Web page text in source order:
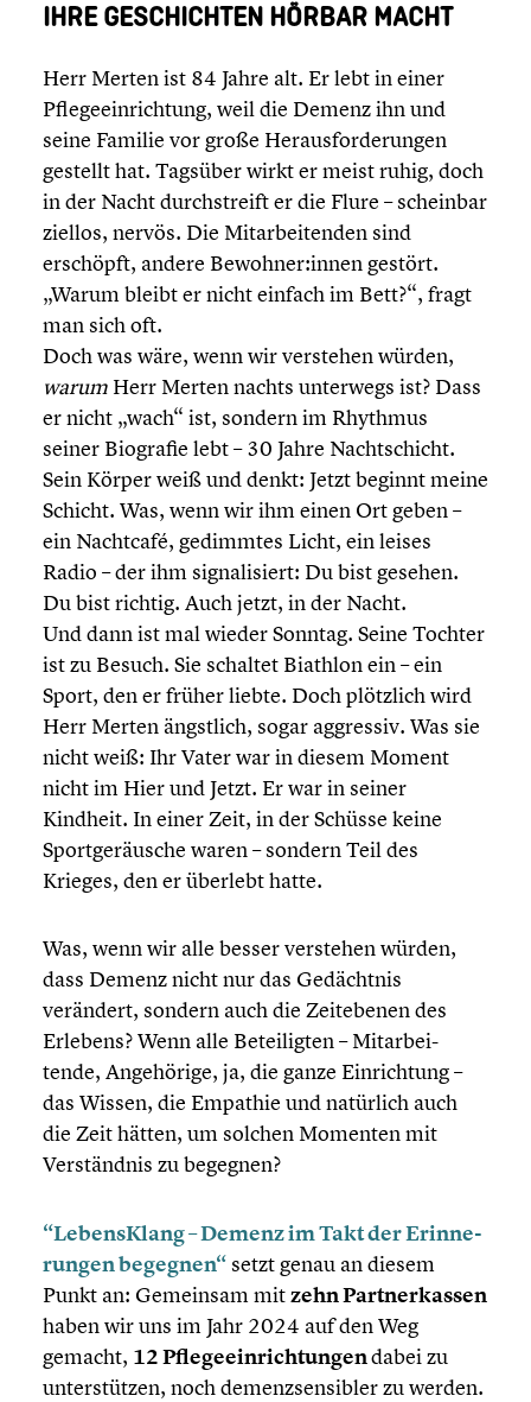
IHRE GESCHICH­TEN HÖRBAR MACHT
Herr Merten ist 84 Jahre alt. Er lebt in einer
Pflege­ein­rich­tung, weil die Demenz ihn und
seine Familie vor große Heraus­for­de­run­gen
gestellt hat. Tagsüber wirkt er meist ruhig, doch
in der Nacht durch­streift er die Flure – scheinbar
ziellos, nervös. Die Mitar­bei­ten­den sind
erschöpft, andere Bewohner:innen gestört.
„Warum bleibt er nicht einfach im Bett?“, fragt
man sich oft.
Doch was wäre, wenn wir verstehen würden,
warum Herr Merten nachts unterwegs ist? Dass
er nicht „wach“ ist, sondern im Rhythmus
seiner Biografie lebt – 30 Jahre Nacht­schicht.
Sein Körper weiß und denkt: Jetzt beginnt meine
Schicht. Was, wenn wir ihm einen Ort geben –
ein Nachtcafé, gedimmtes Licht, ein leises
Radio – der ihm signa­li­siert: Du bist gesehen.
Du bist richtig. Auch jetzt, in der Nacht.
Und dann ist mal wieder Sonntag. Seine Tochter
ist zu Besuch. Sie schaltet Biathlon ein – ein
Sport, den er früher liebte. Doch plötzlich wird
Herr Merten ängstlich, sogar aggressiv. Was sie
nicht weiß: Ihr Vater war in diesem Moment
nicht im Hier und Jetzt. Er war in seiner
Kindheit. In einer Zeit, in der Schüsse keine
Sport­ge­räu­sche waren – sondern Teil des
Krieges, den er überlebt hatte.
Was, wenn wir alle besser verstehen würden,
dass Demenz nicht nur das Gedächt­nis
verändert, sondern auch die Zeitebe­nen des
Erlebens? Wenn alle Betei­lig­ten – Mitar­bei­
tende, Angehö­rige, ja, die ganze Einrich­tung –
das Wissen, die Empathie und natürlich auch
die Zeit hätten, um solchen Momenten mit
Verständ­nis zu begegnen?
“Lebens­Klang– Demenz im Takt der Erinne­
run­gen begegnen“setzt genau an diesem
Punkt an: Gemeinsam mitzehn Partner­kas­sen
haben wir uns im Jahr 2024 auf den Weg
gemacht, 12 Pflege­ein­rich­tun­gendabei zu
unter­stüt­zen, noch demenz­sen­si­bler zu werden.